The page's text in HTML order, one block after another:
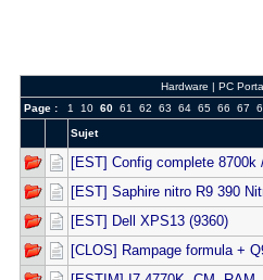
Hardware |PC
Page :
1 10 60 61 62 63 64 65 66 67
Sujet
[EST] Config complete 8700k
[EST] Saphire nitro R9 390
[EST] Dell XPS13 (9360)
[CLOS] Rampage formula +